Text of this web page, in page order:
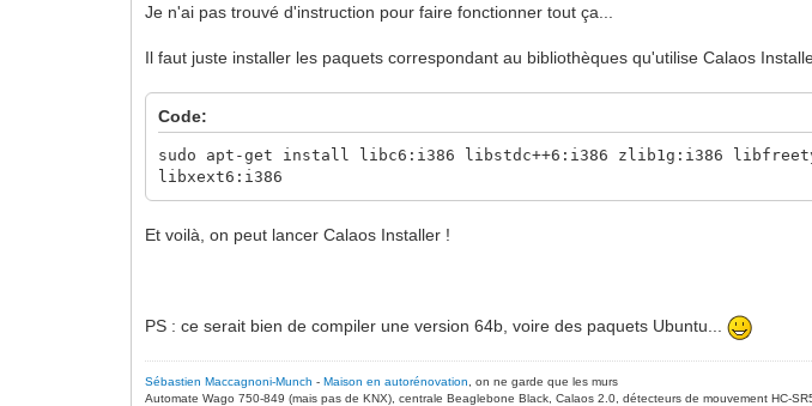
Je n'ai pas trouvé d'instruction pour faire fonctionner tout ça...
Il faut juste installer les paquets correspondant au bibliothèques qu'utilise Calaos
Code:
sudo apt-get install libc6:i386 libstdc++6:i386 zlib1g:i386
libxext6:i386
Et voilà, on peut lancer Calaos Installer !
PS : ce serait bien de compiler une version 64b, voire des paquets Ubuntu...
Sébastien Maccagnoni-Munch -Maison en autorénovation
, on ne garde que les murs
Automate Wago 750-849 (mais pas de KNX), centrale Beaglebone Black, Calaos 2.0, détecteurs de mouvement HC-